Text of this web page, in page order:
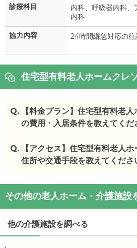
診療科目
内科、呼吸器内科、
内科
協力内容 24時間緥急対応の往
住宅型有料老人ホームクレ
Q.
【料金プラン】住宅型有料老
の費用・入居条件を教えてくだ
住宅型有料老人ホームクレソン
は次のとおりです。
・月額費用が11.7万円
・要介護度：自立、要支援1、要
Q.
【アクセス】住宅型有料老人
住所や交通手段を教えてくださ
住宅型有料老人ホームクレソン
・住所：愛知県愛西市勝幡町東
・最寄り駅：
その他の老人ホーム・介護施設
他の介護施設を調べる